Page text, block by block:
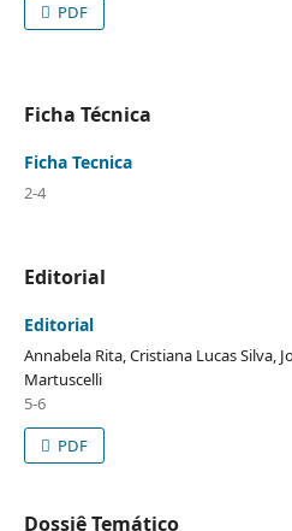
PDF
Ficha Técnica
Ficha Tecnica
2-4
Editorial
Editorial
Annabela Rita, Cristiana Lucas Silva,
Martuscelli
5-6
PDF
Dossiê Temático